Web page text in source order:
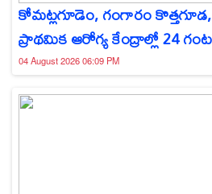
కోమట్లగూడెం, గంగారం
ప్రాథమిక ఆరోగ్య కేంద్రాల్లో 24
04 August 2026 06:09 PM